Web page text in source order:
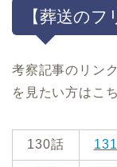
【葬送の
考察記事のリン
を見たい方はこ
130話